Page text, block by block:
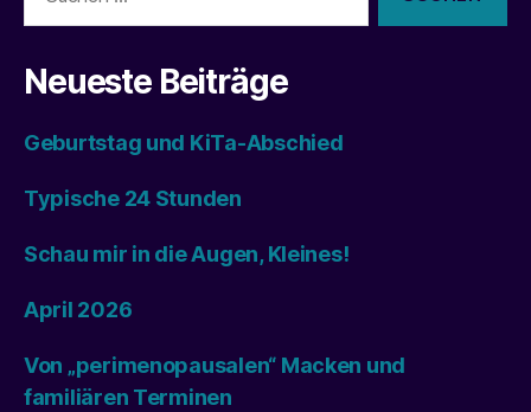
Neueste Beiträge
Geburtstag und KiTa-Abschied
Typische 24 Stunden
Schau mir in die Augen, Kleines!
April 2026
Von „perimenopausalen“ Macken und
familiären Terminen